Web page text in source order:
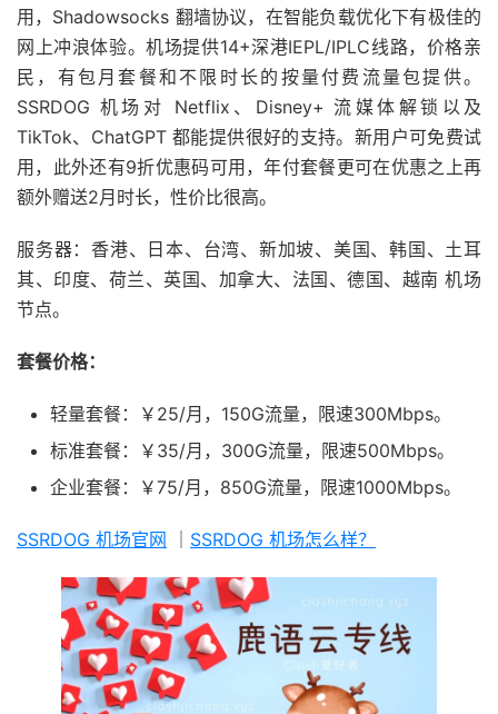
用，Shadowsocks 翻墙协议，在智能负载优化下有极佳的
网上冲浪体验。机场提供14+深港IEPL/IPLC线路，价格亲
民，有包月套餐和不限时长的按量付费流量包提供。
SSRDOG 机场对 Netflix、Disney+ 流媒体解锁以及
TikTok、ChatGPT 都能提供很好的支持。新用户可免费试
用，此外还有9折优惠码可用，年付套餐更可在优惠之上再
额外赠送2月时长，性价比很高。
服务器：香港、日本、台湾、新加坡、美国、韩国、土耳
其、印度、荷兰、英国、加拿大、法国、德国、越南 机场
节点。
套餐价格：
轻量套餐：￥25/月，150G流量，限速300Mbps。
标准套餐：￥35/月，300G流量，限速500Mbps。
企业套餐：￥75/月，850G流量，限速1000Mbps。
SSRDOG 机场官网 SSRDOG 机场怎么样？